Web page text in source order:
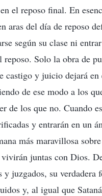
el reposo final. En
aras del día de reposo
según su clase ni
Solo la obra de
castigo y juicio dejará en
de ese modo a los
de los que no. Cuando
y entrarán en un
más maravillosa
juntas con Dios.
juzgados, su verdadera
y, al igual que